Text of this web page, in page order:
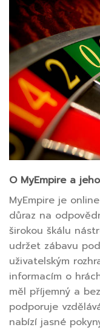
O MyEmpire a
MyEmpire je
důraz na
širokou škálu
udržet zábavu
uživatelským
informacím o
měl příjemný a
podporuje
nabízí jasné